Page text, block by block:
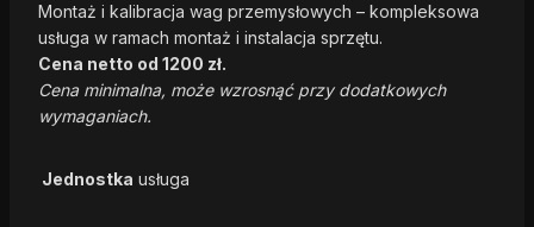
Montaż i kalibracja wag przemysłowych – kompleksowa
usługa w ramach montaż i instalacja sprzętu.
Cena netto od 1200 zł.
Cena minimalna, może wzrosnąć przy dodatkowych
wymaganiach.
Jednostka usługa